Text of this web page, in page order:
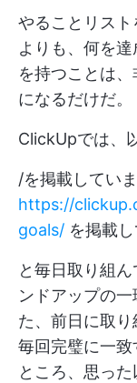
やることリス
よりも、何を
を持つことは
になるだけだ。
ClickUpでは、
/を掲載していま
https://
goals/ を掲載
と毎日取り組
ンドアップの
た、前日に取り
毎回完璧に一
ところ、思った